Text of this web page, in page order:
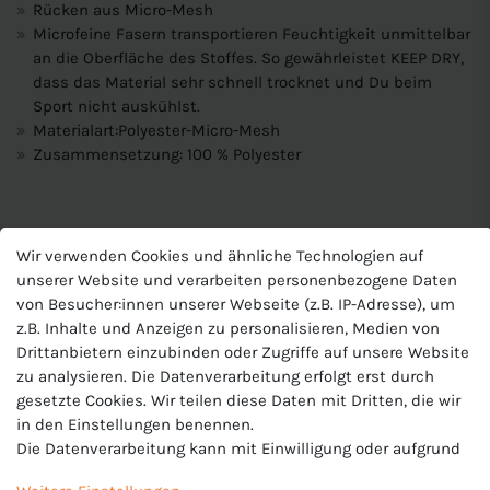
Rücken aus Micro-Mesh
Microfeine Fasern transportieren Feuchtigkeit unmittelbar
an die Oberfläche des Stoffes. So gewährleistet KEEP DRY,
dass das Material sehr schnell trocknet und Du beim
Sport nicht auskühlst.
Materialart:Polyester-Micro-Mesh
Zusammensetzung: 100 % Polyester
Produktnummer
J-6475-U
Hersteller
Jako
EU-Verantwortlicher
JAKO AG, Amtstrasse 82 , 74673 Mulfingen , Deutschland,
+49 7938 90630, info@jako.de
Wir verwenden Cookies und ähnliche Technologien auf
unserer Website und verarbeiten personenbezogene Daten
von Besucher:innen unserer Webseite (z.B. IP-Adresse), um
z.B. Inhalte und Anzeigen zu personalisieren, Medien von
Drittanbietern einzubinden oder Zugriffe auf unsere Website
zu analysieren. Die Datenverarbeitung erfolgt erst durch
gesetzte Cookies. Wir teilen diese Daten mit Dritten, die wir
in den Einstellungen benennen.
Die Datenverarbeitung kann mit Einwilligung oder aufgrund